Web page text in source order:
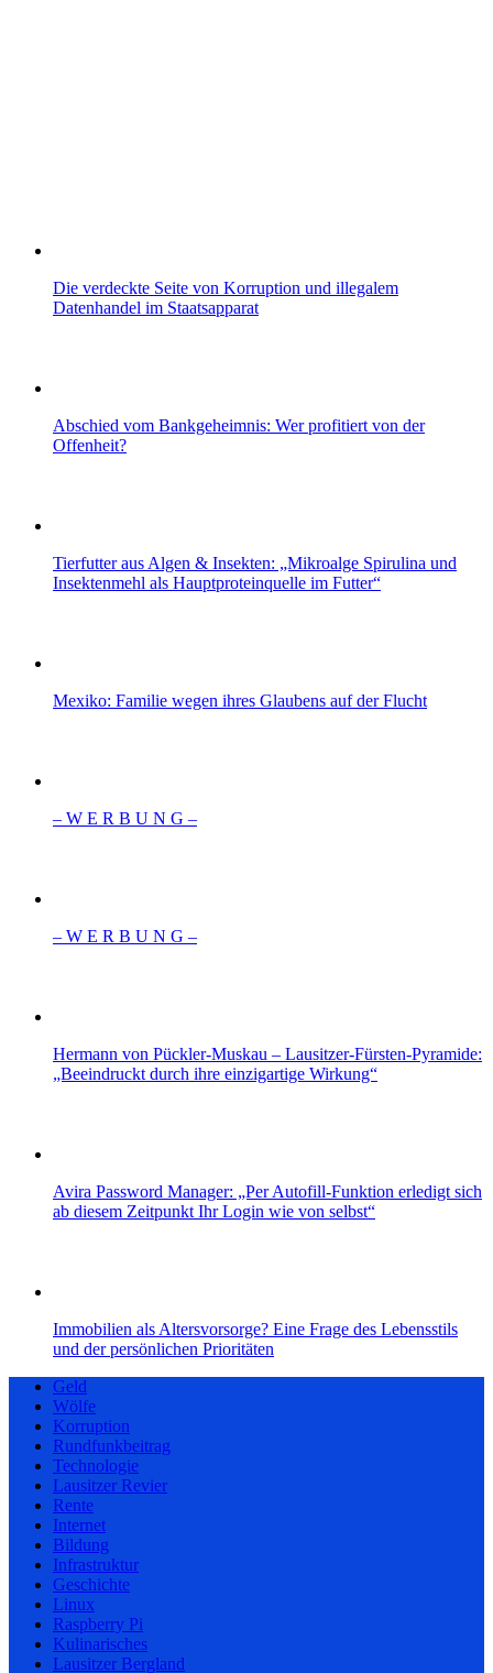
Die verdeckte Seite von Korruption und illegalem
Datenhandel im Staatsapparat
Abschied vom Bankgeheimnis: Wer profitiert von der
Offenheit?
Tierfutter aus Algen & Insekten: „Mikroalge Spirulina und
Insektenmehl als Hauptproteinquelle im Futter“
Mexiko: Familie wegen ihres Glaubens auf der Flucht
– W Ε R Β U Ν G –
– W Ε R Β U Ν G –
Hermann von Pückler-Muskau – Lausitzer-Fürsten-Pyramide:
„Beeindruckt durch ihre einzigartige Wirkung“
Avira Password Manager: „Per Autofill-Funktion erledigt sich
ab diesem Zeitpunkt Ihr Login wie von selbst“
Immobilien als Altersvorsorge? Eine Frage des Lebensstils
und der persönlichen Prioritäten
Geld
Wölfe
Korruption
Rundfunkbeitrag
Technologie
Lausitzer Revier
Rente
Internet
Bildung
Infrastruktur
Geschichte
Linux
Raspberry Pi
Kulinarisches
Lausitzer Bergland